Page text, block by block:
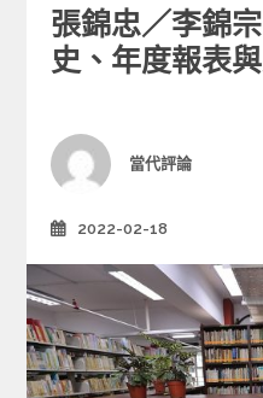
t
e
g
i
e
張錦忠／李錦
史、年度報表
Author
當代評論
2022-02-18